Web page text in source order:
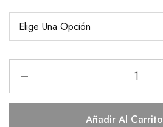
Añadir Al Carrito